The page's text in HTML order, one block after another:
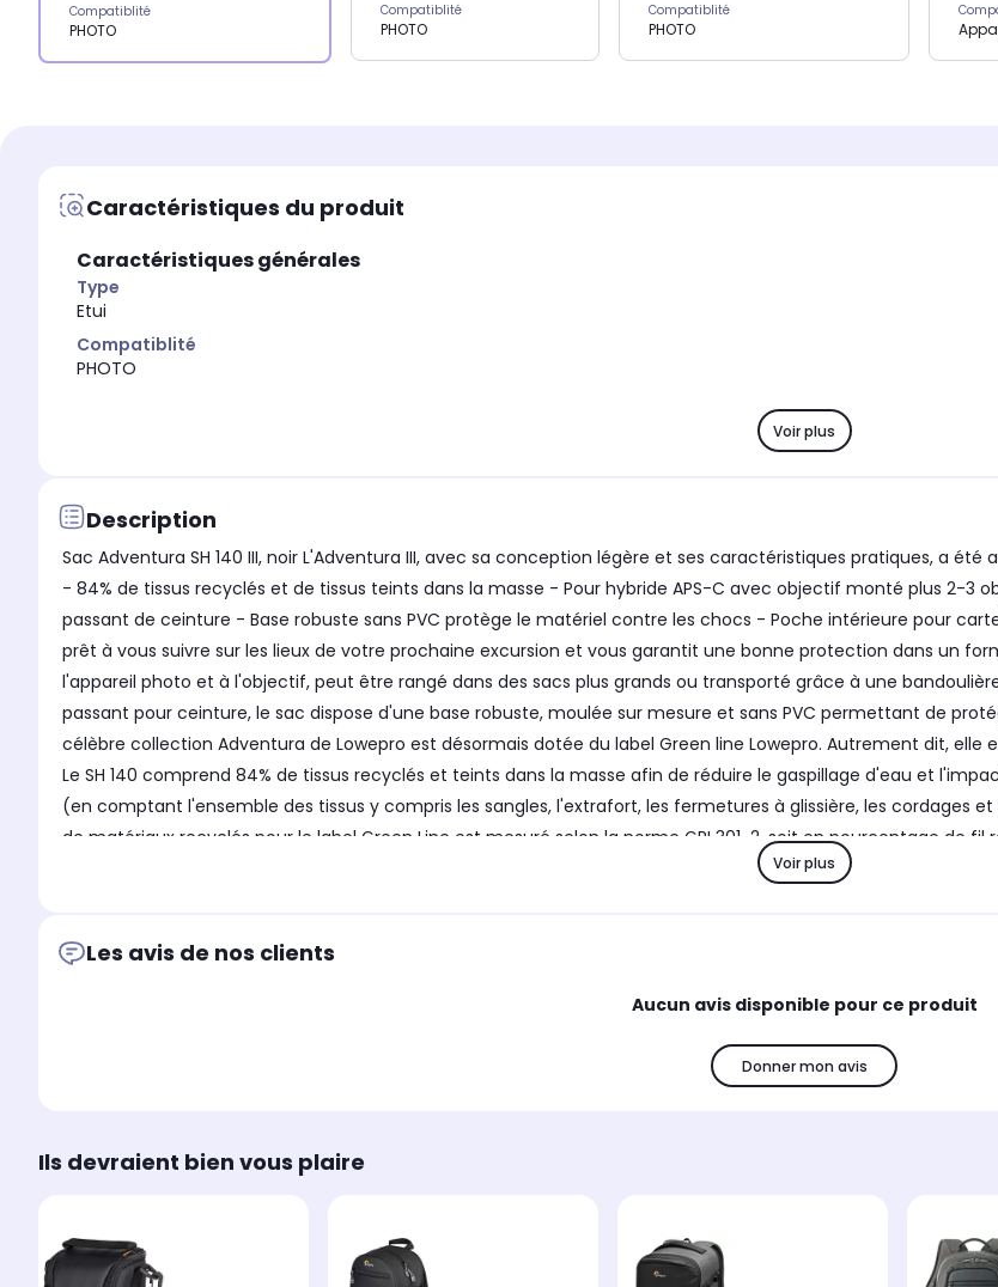
Compatiblité
PHOTO
Compatiblité
PHOTO
Compatiblité
PHOTO
Caractéristiques du produit
Caractéristiques générales
Type
Etui
Compatiblité
PHOTO
Voir plus
Description
Sac Adventura SH 140 III, noir L'Adventura III, avec sa conception légère et ses caractéristiques pratiques, a
- 84% de tissus recyclés et de tissus teints dans la masse - Pour hybride APS-C avec objectif monté plus 2-3
passant de ceinture - Base robuste sans PVC protège le matériel contre les chocs - Poche intérieure pour
prêt à vous suivre sur les lieux de votre prochaine excursion et vous garantit une bonne protection dans un
l'appareil photo et à l'objectif, peut être rangé dans des sacs plus grands ou transporté grâce à une
passant pour ceinture, le sac dispose d'une base robuste, moulée sur mesure et sans PVC permettant de
célèbre collection Adventura de Lowepro est désormais dotée du label Green line Lowepro. Autrement dit,
Le SH 140 comprend 84% de tissus recyclés et teints dans la masse afin de réduire le gaspillage d'eau et
(en comptant l'ensemble des tissus y compris les sangles, l'extrafort, les fermetures à glissière, les cordages
de matériaux recyclés pour le label Green Line est mesuré selon la norme GRI 301-2, soit en pourcentage de
caractéristiques : - Volume total : 3 l - Dimensions du compartiment de l'appareil photo : 22,5 x 10 x 13 cm -
Voir plus
Les avis de nos clients
Aucun avis disponible pour ce produit
Donner mon avis
Ils devraient bien vous plaire